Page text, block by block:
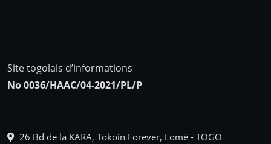
Site togolais d’informations
No 0036/HAAC/04-2021/PL/P
26 Bd de la KARA, Tokoin Forever, Lomé - TOGO